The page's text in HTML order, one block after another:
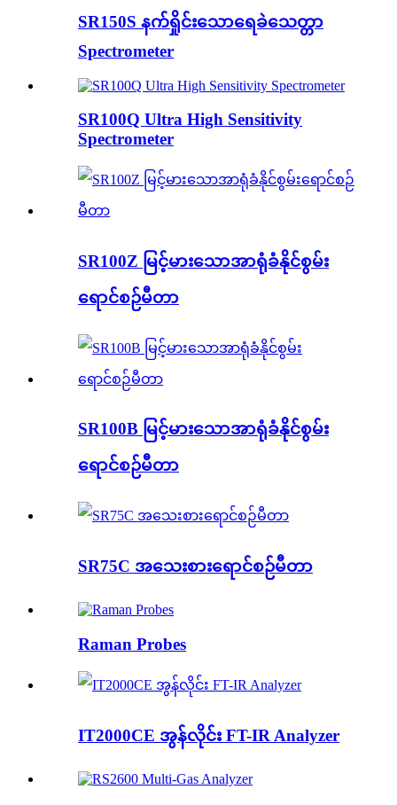
SR150S နက်ရှိုင်းသောရေခဲသေတ္တာ
Spectrometer
SR100Q Ultra High Sensitivity
Spectrometer
SR100Z မြင့်မားသောအာရုံခံနိုင်စွမ်း
ရောင်စဉ်မီတာ
SR100B မြင့်မားသောအာရုံခံနိုင်စွမ်း
ရောင်စဉ်မီတာ
SR75C အသေးစားရောင်စဉ်မီတာ
Raman Probes
IT2000CE အွန်လိုင်း FT-IR Analyzer